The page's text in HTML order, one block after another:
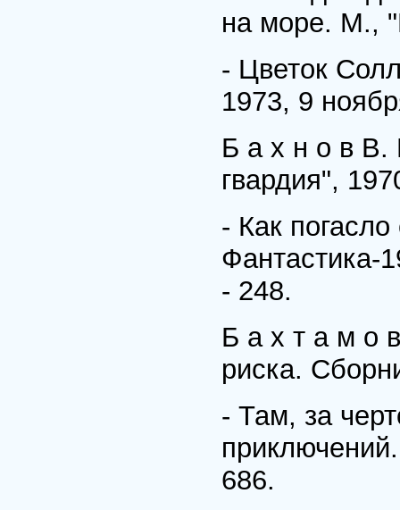
на море. М.,
- Цветок
1973, 9
Б а х н о в
гвардия",
- Как
Фантастика-
- 248.
Б а х т а м о
риска.
- Там, за
686.